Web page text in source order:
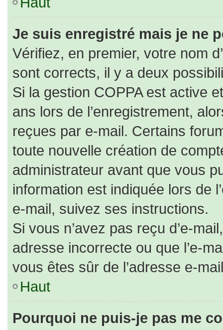
Je suis enregistré mais je ne
Vérifiez, en premier, votre nom
sont corrects, il y a deux
Si la gestion COPPA est active
ans lors de l’enregistrement,
reçues par e-mail. Certains
toute nouvelle création de
administrateur avant que vous
information est indiquée lors de
e-mail, suivez ses instructions.
Si vous n’avez pas reçu d’e-
adresse incorrecte ou que l’e-
vous êtes sûr de l’adresse e-
Haut
Pourquoi ne puis-je pas me